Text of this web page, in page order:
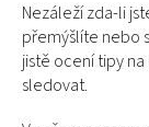
Nezáleží zda-li
přemýšlíte nebo
jistě ocení tipy
sledovat.